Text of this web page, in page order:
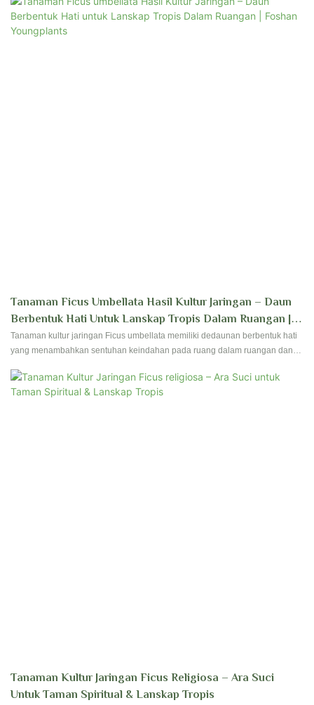
Tanaman Ficus Umbellata Hasil Kultur Jaringan – Daun
Berbentuk Hati Untuk Lanskap Tropis Dalam Ruangan |
Foshan Youngplants
Tanaman kultur jaringan Ficus umbellata memiliki dedaunan berbentuk hati
yang menambahkan sentuhan keindahan pada ruang dalam ruangan dan
rimbun dan hijau di rumah atau taman Anda.
Tanaman Kultur Jaringan Ficus Religiosa – Ara Suci
Untuk Taman Spiritual & Lanskap Tropis